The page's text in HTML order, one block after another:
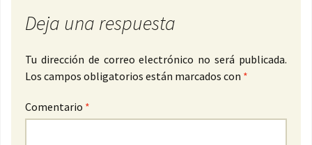
Deja una respuesta
Tu dirección de correo electrónico no será publicada.
Los campos obligatorios están marcados con *
Comentario *